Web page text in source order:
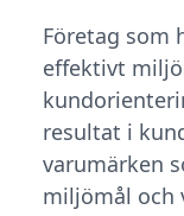
Företag som
effektivt
resultat i
varumärken
miljömål och